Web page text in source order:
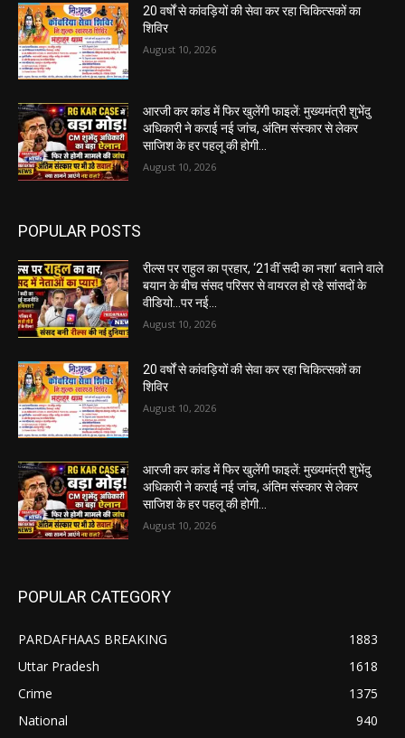
20 वर्षों से कांवड़ियों की सेवा कर रहा चिकित्सकों का
शिविर
August 10, 2026
आरजी कर कांड में फिर खुलेंगी फाइलें: मुख्यमंत्री शुभेंदु
अधिकारी ने कराई नई जांच, अंतिम संस्कार से लेकर
साजिश के हर पहलू की होगी...
August 10, 2026
POPULAR POSTS
रील्स पर राहुल का प्रहार, ‘21वीं सदी का नशा’ बताने वाले
बयान के बीच संसद परिसर से वायरल हो रहे सांसदों के
वीडियो…पर नई...
August 10, 2026
20 वर्षों से कांवड़ियों की सेवा कर रहा चिकित्सकों का
शिविर
August 10, 2026
आरजी कर कांड में फिर खुलेंगी फाइलें: मुख्यमंत्री शुभेंदु
अधिकारी ने कराई नई जांच, अंतिम संस्कार से लेकर
साजिश के हर पहलू की होगी...
August 10, 2026
POPULAR CATEGORY
PARDAFHAAS BREAKING
1883
Uttar Pradesh
1618
Crime
1375
National
940